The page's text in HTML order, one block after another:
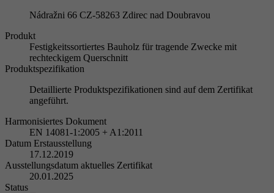
Nádražni 66 CZ-58263 Zdirec nad Doubravou
Produkt
Festigkeitssortiertes Bauholz für tragende Zwecke mit
rechteckigem Querschnitt
Produktspezifikation
Detaillierte Produktspezifikationen sind auf dem Zertifikat
angeführt.
Harmonisiertes Dokument
EN 14081-1:2005 + A1:2011
Datum Erstausstellung
17.12.2019
Ausstellungsdatum aktuelles Zertifikat
20.01.2025
Status